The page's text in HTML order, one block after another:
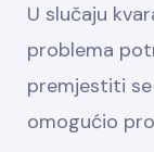
U slučaju
problema
premjestiti
omogućio